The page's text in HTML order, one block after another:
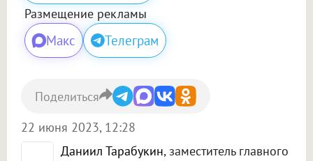
Размещение рекламы
Макс Телеграм
Даниил Тарабукин, заместитель главного
22 июня 2023, 12:28
Поделиться